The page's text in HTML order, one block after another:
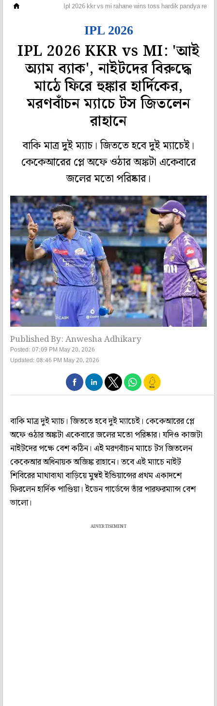
Ipl 2026 kkr vs mi rahane wins toss hardik pandya
IPL 2026
IPL 2026 KKR vs MI: 'আই
অ্যাম ব্যাক', নাইটদের বিরুদ্ধে
মাঠে ফিরে হুঙ্কার হার্দিকের,
মরণবাঁচন ম্যাচে টস জিতলেন
রাহানে
বাকি মাত্র দুই ম্যাচ। জিততে হবে দুই ম্যাচেই।
কেকেআরের প্লে অফে ওঠার অঙ্কটা একেবারে
জলের মতো পরিষ্কার।
Published By: Anwesha Adhikary
Posted: 07:09 PM May 20, 2026
Updated: 08:46 PM May 20, 2026
বাকি মাত্র দুই ম্যাচ। জিততে হবে দুই ম্যাচেই। কেকেআরের প্লে
অফে ওঠার অঙ্কটা একেবারে জলের মতো পরিষ্কার। যদিও কাজটা
নাইটদের পক্ষে বেশ কঠিন। এই মরণবাঁচন ম্যাচে টস জিতলেন
কেকেআর অধিনায়ক অজিঙ্ক রাহানে। তবে এই ম্যাচে নাইট
শিবিরের মাথাব্যথা বাড়িয়ে মুম্বই ইন্ডিয়ান্সের প্রথম একাদশে
ফিরলেন হার্দিক পাণ্ডিয়া। ইডেন গার্ডেন্সে তাঁর পারফরম্যান্স বেশ
ভালো।
ADVERTISEMENT